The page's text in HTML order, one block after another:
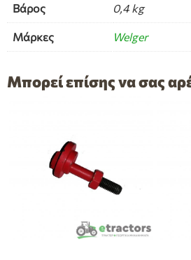
Βάρος 0,4 kg
Μάρκες Welger
Μπορεί επίσης να σας